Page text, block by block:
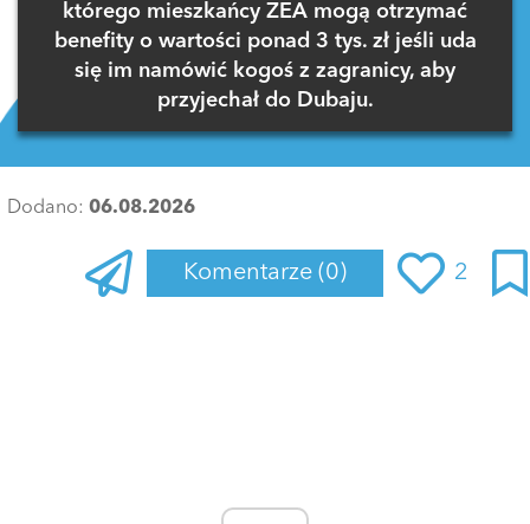
którego mieszkańcy ZEA mogą otrzymać
benefity o wartości ponad 3 tys. zł jeśli uda
się im namówić kogoś z zagranicy, aby
przyjechał do Dubaju.
Dodano: 06.08.2026
Komentarze (0) 2